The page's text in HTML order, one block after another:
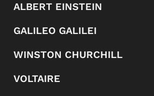
ALBERT EINSTEIN
GALILEO GALILEI
WINSTON CHURCHILL
VOLTAIRE